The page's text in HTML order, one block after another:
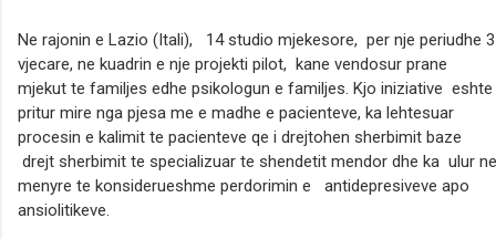
Ne rajonin e Lazio (Itali),
14 studio mjekesore, per nje periudhe 3
vjecare, ne kuadrin e nje projekti pilot, kane vendosur prane
mjekut te familjes edhe psikologun e familjes. Kjo iniziative eshte
pritur mire nga pjesa me e madhe e pacienteve, ka lehtesuar
procesin e kalimit te pacienteve qe i drejtohen sherbimit baze
drejt sherbimit te specializuar te shendetit mendor dhe ka ulur ne
menyre te konsiderueshme perdorimin e antidepresiveve apo
ansiolitikeve.